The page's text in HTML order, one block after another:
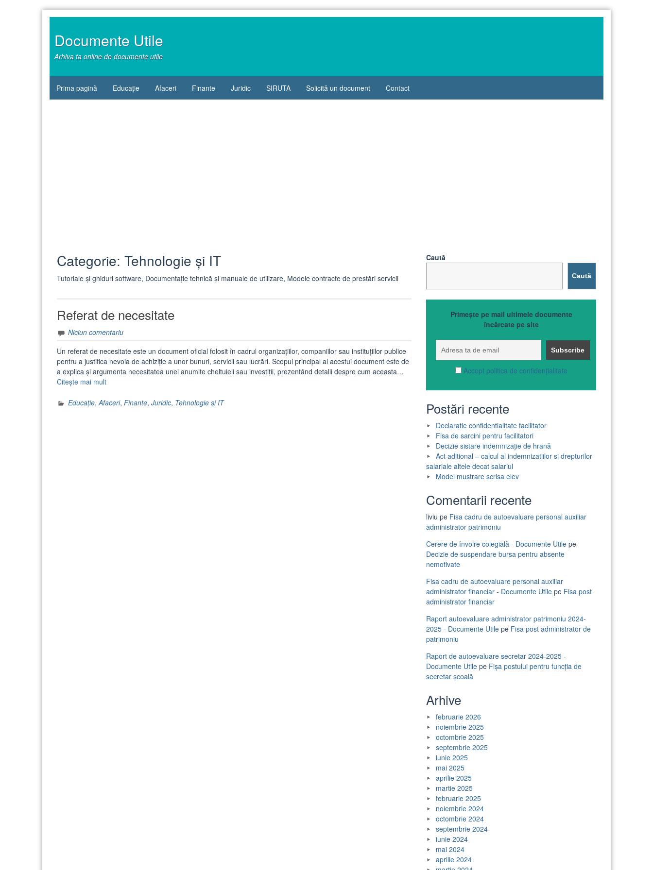
Documente Utile
Arhiva ta online de documente utile
Prima pagină Educație Afaceri Finante Juridic SIRUTA Solicită un document Contact
Categorie: Tehnologie și IT
Tutoriale și ghiduri software, Documentație tehnică și manuale de utilizare, Modele contracte de prestări servicii
Referat de necesitate
Niciun comentariu
Un referat de necesitate este un document oficial folosit în cadrul organizațiilor, companiilor sau instituțiilor publice
pentru a justifica nevoia de achiziție a unor bunuri, servicii sau lucrări. Scopul principal al acestui document este de
a explica și argumenta necesitatea unei anumite cheltuieli sau investiții, prezentând detalii despre cum aceasta…
Citește mai mult„Referat
necesitate”
Educație,Afaceri, Finante, Juridic, Tehnologie și IT
Caută
Caută
Primește pe mail ultimele documente
încărcate pe site
Accept politica de confidențialitate
Postări recente
Declaratie confidentialitate facilitator
Fisa de sarcini pentru facilitatori
Decizie sistare indemnizație de hrană
Act aditional – calcul al indemnizatiilor si drepturilor
salariale altele decat salariul
Model mustrare scrisa elev
Comentarii recente
liviu pe Fisa cadru de autoevaluare personal auxiliar
administrator patrimoniu
Cerere de învoire colegială - Documente Utile pe
Decizie de suspendare bursa pentru absente
nemotivate
Fisa cadru de autoevaluare personal auxiliar
administrator financiar - Documente Utile pe Fisa post
administrator financiar
Raport autoevaluare administrator patrimoniu 2024-
2025 - Documente Utile pe Fisa post administrator de
patrimoniu
Raport de autoevaluare secretar 2024-2025 -
Documente Utile pe Fișa postului pentru funcția de
secretar școală
Arhive
februarie 2026
noiembrie 2025
octombrie 2025
septembrie 2025
iunie 2025
mai 2025
aprilie 2025
martie 2025
februarie 2025
noiembrie 2024
octombrie 2024
septembrie 2024
iunie 2024
mai 2024
aprilie 2024